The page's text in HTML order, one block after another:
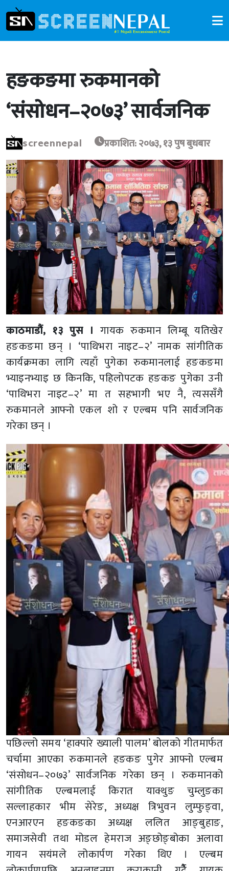
हङकङमा रुकमानको
‘संसोधन–२०७३’ सार्वजनिक
screennepal प्रकाशित: २०७३, १३ पुष बुधबार
काठमाडौं, १३ पुस । गायक रुकमान लिम्बू यतिखेर
हङकङमा छन् । ‘पाथिभरा नाइट–२’ नामक सांगीतिक
कार्यक्रमका लागि त्यहाँ पुगेका रुकमानलाई हङकङमा
भ्याइनभ्याइ छ किनकि, पहिलोपटक हङकङ पुगेका उनी
‘पाथिभरा नाइट–२’ मा त सहभागी भए नै, त्यससँगै
रुकमानले आफ्नो एकल शो र एल्बम पनि सार्वजनिक
गरेका छन् ।
पछिल्लो समय ‘हाक्पारे ख्याली पालम’ बोलको गीतमार्फत
चर्चामा आएका रुकमानले हङकङ पुगेर आफ्नो एल्बम
‘संसोधन–२०७३’ सार्वजनिक गरेका छन् । रुकमानको
सांगीतिक एल्बमलाई किरात याक्थुङ चुम्लुङका
सल्लाहकार भीम सेरेङ, अध्यक्ष त्रिभुवन लुम्फुङ्वा,
एनआरएन हङकङका अध्यक्ष ललित आङ्बुहाङ,
समाजसेवी तथा मोडल हेमराज अङ्छोङ्बोका अलावा
गायन सयंमले लोकार्पण गरेका थिए । एल्बम